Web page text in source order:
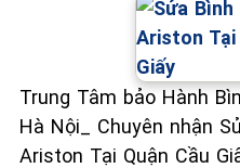
Trung Tâm bảo Hành
Hà Nội_ Chuyên nhận
Ariston Tại Quận Cầu